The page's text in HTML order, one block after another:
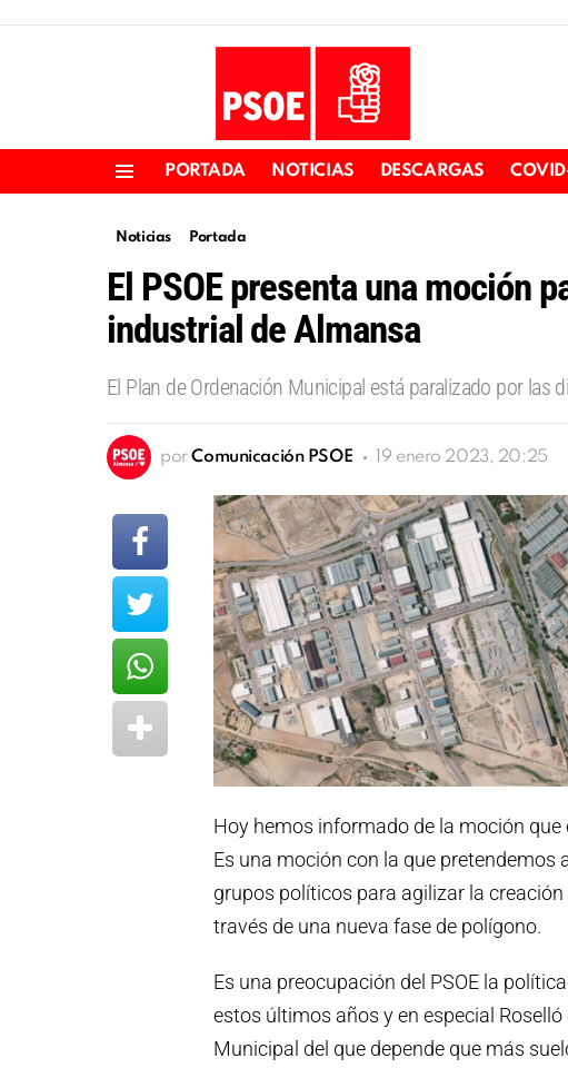
PORTADA NOTICIAS DESCARGAS
Noticias Portada
El PSOE presenta una moción
industrial de Almansa
El Plan de Ordenación Municipal está paralizado por las
por Comunicación PSOE 19 enero 2023, 20:25
Hoy hemos informado de la moción que
Es una moción con la que
grupos políticos para agilizar la
través de una nueva fase de polígono.
Es una preocupación del PSOE la
estos últimos años y en especial
Municipal del que depende que más